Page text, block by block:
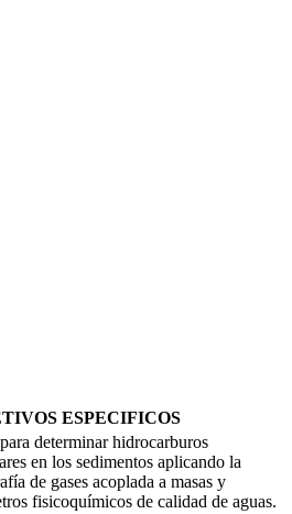
ESPECIFICOS
determinar hidrocarburos
en los sedimentos aplicando la
de gases acoplada a masas y
fisicoquímicos de calidad de aguas.